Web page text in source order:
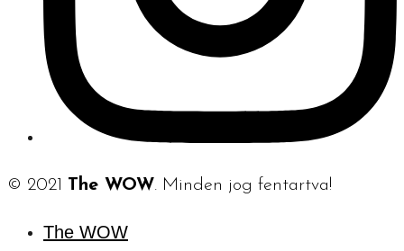
© 2021 The WOW. Minden jog fentartva!
The WOW